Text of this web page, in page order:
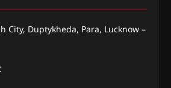
City, Duptykheda, Para, Lucknow –